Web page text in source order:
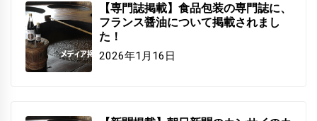
【専門誌掲載】食品包装の専門誌に、
フランス醤油について掲載されまし
た！
2026年1月16日